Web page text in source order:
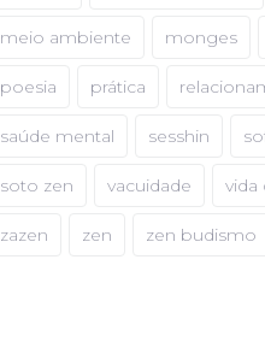
meio ambiente monges
poesia prática
saúde mental sesshin
soto zen vacuidade vida
zazen zen zen budismo